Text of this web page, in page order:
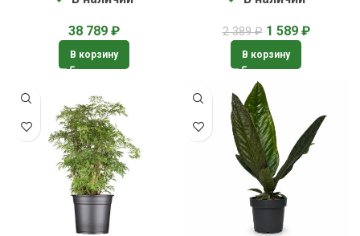
38 789 ₽
В корзину
2 389₽ 1 589 ₽
В корзину